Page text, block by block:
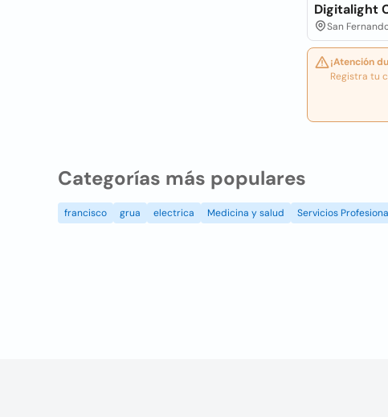
Digitalight
San
¡Atención
Registra tu
Categorías más populares
francisco grua electrica Medicina y salud Servicios